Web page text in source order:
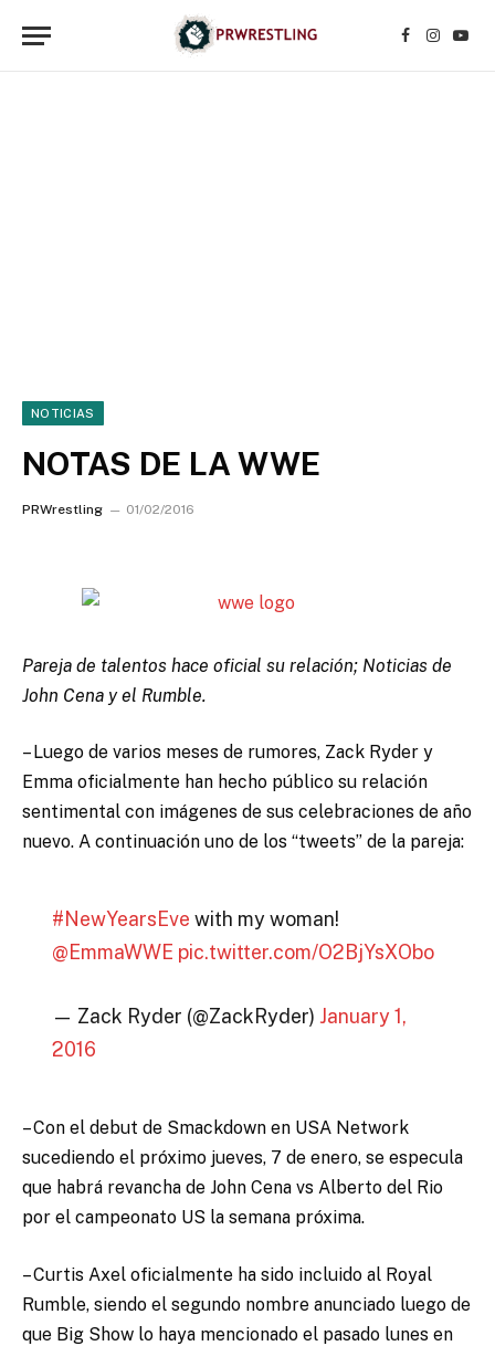
Facebook
NOTICIAS
NOTAS DE LA WWE
PRWrestling 01/02/2016
Pareja de talentos hace oficial su relación; Noticias de
John Cena y el Rumble.
– Luego de varios meses de rumores, Zack Ryder y
Emma oficialmente han hecho público su relación
sentimental con imágenes de sus celebraciones de año
nuevo. A continuación uno de los “tweets” de la pareja:
#NewYearsEve with my woman!
@EmmaWWE pic.twitter.com/O2BjYsXObo
— Zack Ryder (@ZackRyder) January 1,
2016
– Con el debut de Smackdown en USA Network
sucediendo el próximo jueves, 7 de enero, se especula
que habrá revancha de John Cena vs Alberto del Rio
por el campeonato US la semana próxima.
– Curtis Axel oficialmente ha sido incluido al Royal
Rumble, siendo el segundo nombre anunciado luego de
que Big Show lo haya mencionado el pasado lunes en